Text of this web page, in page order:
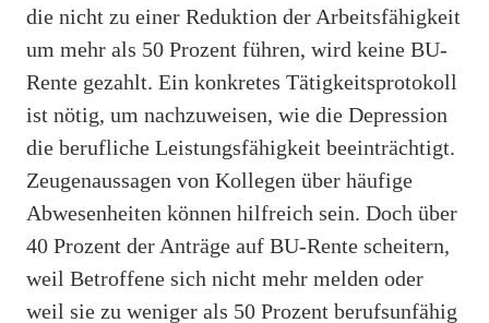
die nicht zu einer Reduktion der Arbeitsfähigkeit
um mehr als 50 Prozent führen, wird keine BU-
Rente gezahlt. Ein konkretes Tätigkeitsprotokoll
ist nötig, um nachzuweisen, wie die Depression
die berufliche Leistungsfähigkeit beeinträchtigt.
Zeugenaussagen von Kollegen über häufige
Abwesenheiten können hilfreich sein. Doch über
40 Prozent der Anträge auf BU-Rente scheitern,
weil Betroffene sich nicht mehr melden oder
weil sie zu weniger als 50 Prozent berufsunfähig